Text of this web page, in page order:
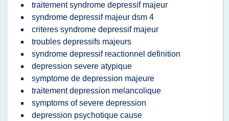
traitement syndrome depressif majeur
syndrome depressif majeur dsm 4
criteres syndrome depressif majeur
troubles depressifs majeurs
syndrome depressif reactionnel definition
depression severe atypique
symptome de depression majeure
traitement depression melancolique
symptoms of severe depression
depression psychotique cause